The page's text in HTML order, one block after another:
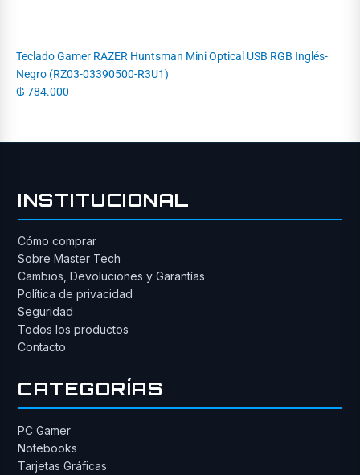
Teclado Gamer RAZER Huntsman Mini Optical USB RGB Inglés-
Negro (RZ03-03390500-R3U1)
₲ 784.000
INSTITUCIONAL
Cómo comprar
Sobre Master Tech
Cambios, Devoluciones y Garantías
Política de privacidad
Seguridad
Todos los productos
Contacto
CATEGORÍAS
PC Gamer
Notebooks
Tarjetas Gráficas